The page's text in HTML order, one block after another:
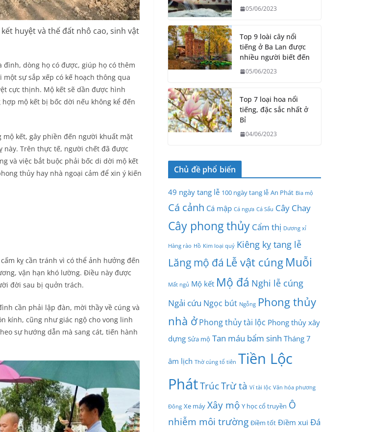
huyệt và thế đất nhô cao, sinh vật
dòng họ có được, giúp họ có thêm
sự sắp xếp có kế hoạch thông qua
cực thịnh. Mộ kết sẽ dần được hình
mộ kết bị bốc dời nếu không kể đến
kết, gây phiền đến người khuất mặt
này. Trên thực tế, người chết đã được
và việc bắt buộc phải bốc di dời mộ kết
thủy hay nhà ngoại cảm để xin ý kiến
kỵ cần tránh vì có thể ảnh hưởng đến
vận hạn khó lường. Điều này được
đời sau bị quởn trách.
cần phải lập đàn, mời thầy về cúng và
kính, cũng như giác ngộ cho vong linh
sự hướng dẫn mà sang cát, tiến hành
05/06/2023
Top 9 loài cây nổi
tiếng ở Ba Lan được
nhiều người biết đến
05/06/2023
Top 7 loại hoa nổi
tiếng, đặc sắc nhất ở
Bỉ
04/06/2023
Chủ đề phổ biến
49 ngày tang lễ 100 ngày tang lễ An Phát Bia mộ
Cá cảnh Cá mập Cá ngựa Cá Sấu Cây Chay
Cây phong thủy Cẩm thị Dương xỉ
Hàng rào Hồ Kim loại quý Kiêng kỵ tang lễ
Lăng mộ đá Lễ vật cúng Muỗi
Mất ngủ Mộ kết Mộ đá Nghi lễ cúng
Ngải cứu Ngọc bút Ngỗng Phong thủy
nhà ở Phong thủy tài lộc Phong thủy xây
dựng Sửa mộ Tan máu bẩm sinh Tháng 7
âm lịch Thờ cúng tổ tiên Tiền Lộc
PhátTrúcTrừ tà Ví tài lộc Văn hóa phương
Đông Xe máy Xây mộ Y học cổ truyền Ô
nhiễm môi trường Điềm tốt Điềm xui Đá